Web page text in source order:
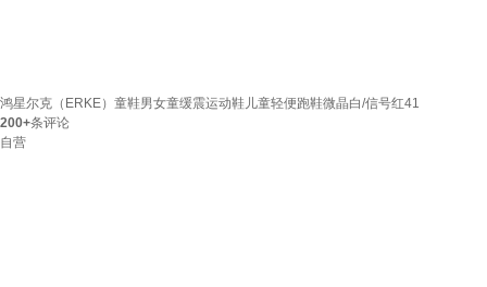
鸿星尔克（ERKE）童鞋男女童缓震运动鞋儿童轻便跑鞋微晶白/信号红41
200+条评论
自营